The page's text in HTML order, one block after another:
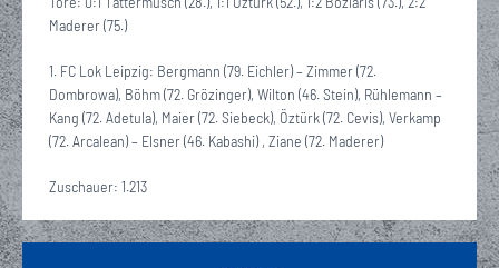
Maderer (75.)
1. FC Lok Leipzig: Bergmann (79. Eichler) – Zimmer (72.
Dombrowa), Böhm (72. Grözinger), Wilton (46. Stein), Rühlemann –
Kang (72. Adetula), Maier (72. Siebeck), Öztürk (72. Cevis), Verkamp
(72. Arcalean) – Elsner (46. Kabashi) , Ziane (72. Maderer)
Zuschauer: 1.213